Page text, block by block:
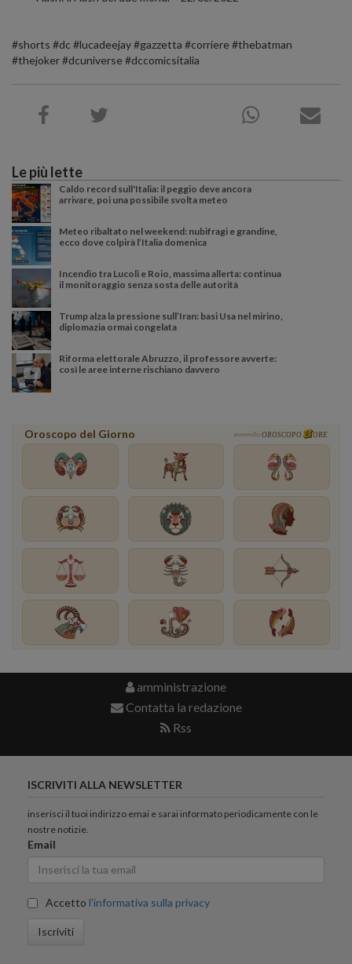
#shorts #dc #lucadeejay #gazzetta #corriere #thebatman
#thejoker #dcuniverse #dccomicsitalia
Le più lette
Caldo record sull'Italia: il peggio deve ancora
arrivare, poi una possibile svolta meteo
Meteo ribaltato nel weekend: nubifragi e grandine,
ecco dove colpirà l’Italia domenica
Incendio tra Lucoli e Roio, massima allerta: continua
il monitoraggio senza sosta delle autorità
Trump alza la pressione sull’Iran: basi Usa nel mirino,
diplomazia ormai congelata
Riforma elettorale Abruzzo, il professore avverte:
così le aree interne rischiano davvero
Oroscopo del Giorno powered by OROSCOPO ORE
amministrazione
Contatta la redazione
Rss
ISCRIVITI ALLA NEWSLETTER
inserisci il tuoi indirizzo emai e sarai informato periodicamente con le
nostre notizie.
Email
Accetto l'informativa sulla privacy
Iscriviti